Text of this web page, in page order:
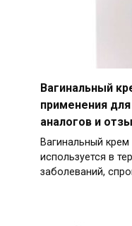
Вагинальный
применения
аналогов и
Вагинальный
используется в
заболеваний,